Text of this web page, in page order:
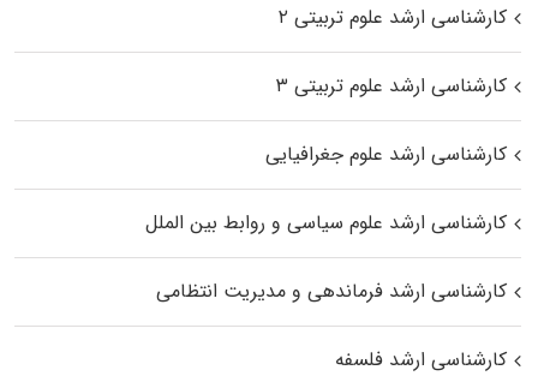
کارشناسی ارشد علوم تربیتی ۲
کارشناسی ارشد علوم تربیتی ۳
کارشناسی ارشد علوم جغرافیایی
کارشناسی ارشد علوم سیاسی و روابط بین الملل
کارشناسی ارشد فرماندهی و مدیریت انتظامی
کارشناسی ارشد فلسفه